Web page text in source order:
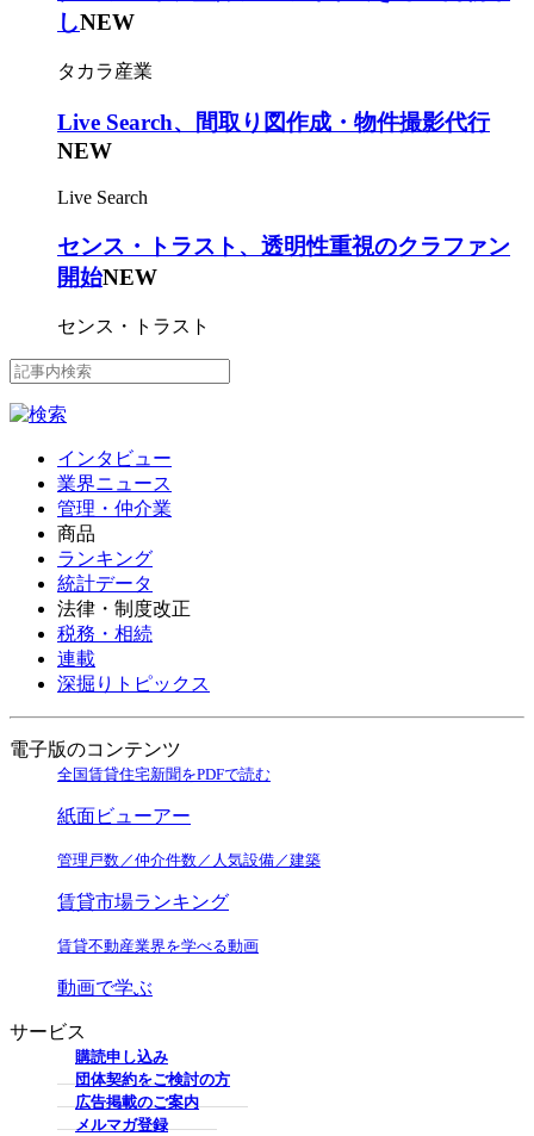
しNEW
タカラ産業
Live Search、間取り図作成・物件撮影代行
NEW
Live Search
センス・トラスト、透明性重視のクラファン
開始NEW
センス・トラスト
インタビュー
業界ニュース
管理・仲介業
商品
ランキング
統計データ
法律・制度改正
税務・相続
連載
深掘りトピックス
電子版のコンテンツ
全国賃貸住宅新聞をPDFで読む
紙面ビューアー
管理戸数／仲介件数／人気設備／建築
賃貸市場ランキング
賃貸不動産業界を学べる動画
動画で学ぶ
サービス
購読申し込み
団体契約をご検討の方
広告掲載のご案内
メルマガ登録